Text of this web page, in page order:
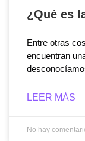
¿Qué es
Entre otras
encuentran
LEER MÁS
No hay